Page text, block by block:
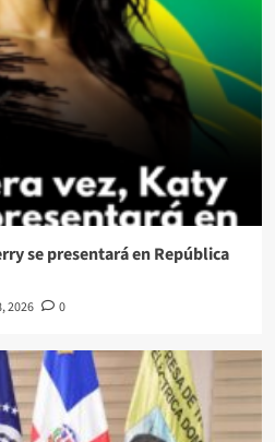
se presentará en República
2026 0